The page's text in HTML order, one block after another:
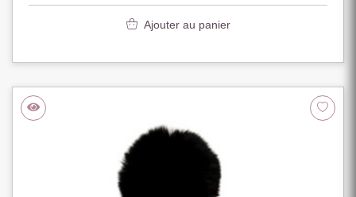
Ajouter au panier